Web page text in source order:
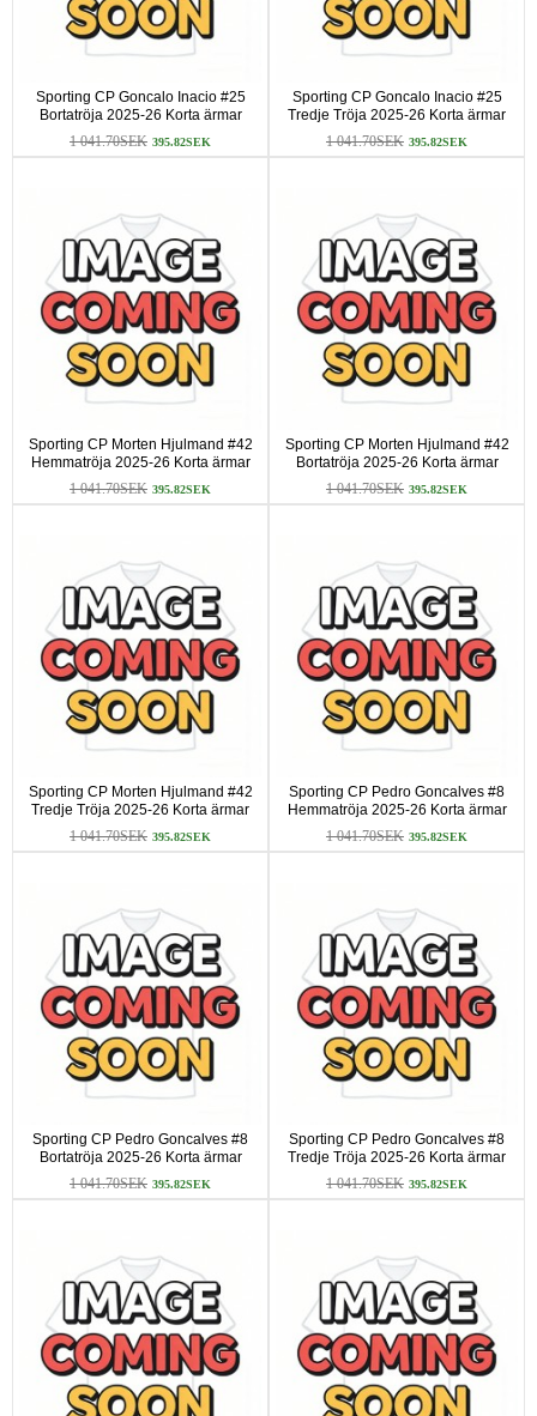
Sporting CP Goncalo Inacio #25
Bortatröja 2025-26 Korta ärmar
1 041.70SEK 395.82SEK
Sporting CP Goncalo Inacio #25
Tredje Tröja 2025-26 Korta ärmar
1 041.70SEK 395.82SEK
Sporting CP Morten Hjulmand #42
Hemmatröja 2025-26 Korta ärmar
1 041.70SEK 395.82SEK
Sporting CP Morten Hjulmand #42
Bortatröja 2025-26 Korta ärmar
1 041.70SEK 395.82SEK
Sporting CP Morten Hjulmand #42
Tredje Tröja 2025-26 Korta ärmar
1 041.70SEK 395.82SEK
Sporting CP Pedro Goncalves #8
Hemmatröja 2025-26 Korta ärmar
1 041.70SEK 395.82SEK
Sporting CP Pedro Goncalves #8
Bortatröja 2025-26 Korta ärmar
1 041.70SEK 395.82SEK
Sporting CP Pedro Goncalves #8
Tredje Tröja 2025-26 Korta ärmar
1 041.70SEK 395.82SEK